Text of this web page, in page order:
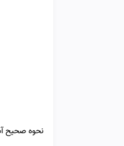
نحوه صحیح